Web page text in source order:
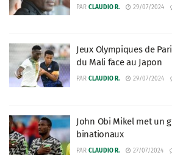
PAR CLAUDIO R. 29/07/2024
Jeux Olympiques de
du Mali face au Japon
PAR CLAUDIO R. 29/07/2024
John Obi Mikel met un
binationaux
PAR CLAUDIO R. 27/07/2024